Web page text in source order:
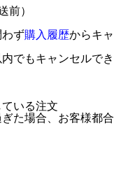
前）
わず購入履歴からキャ
でもキャンセルでき
いる注文
た場合、お客様都合